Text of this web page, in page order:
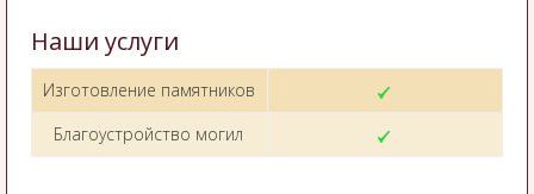
Наши услуги
Изготовление памятников
Благоустройство могил